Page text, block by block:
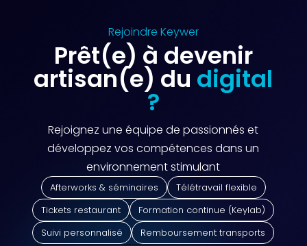
Rejoindre Keywer
Prêt(e) à devenir
artisan(e) du digital
?
Rejoignez une équipe de passionnés et
développez vos compétences dans un
environnement stimulant
Afterworks & séminaires
Télétravail flexible
Tickets restaurant
Formation continue (Keylab)
Suivi personnalisé
Remboursement transports